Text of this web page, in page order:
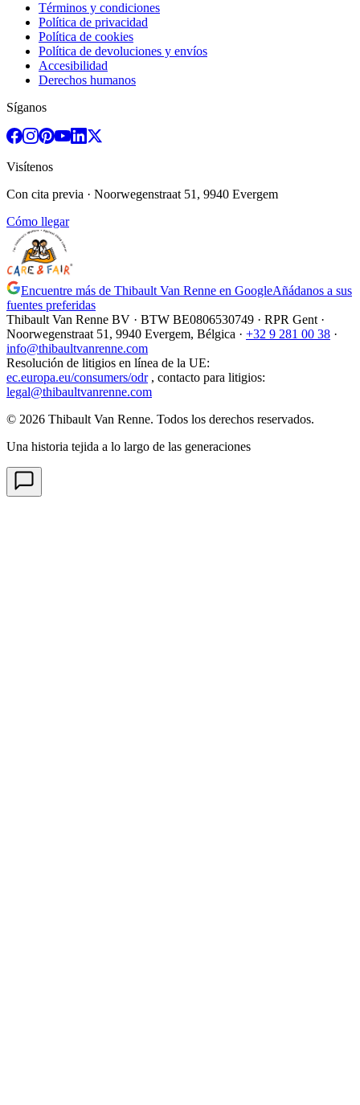
Términos y condiciones
Política de privacidad
Política de cookies
Política de devoluciones y envíos
Accesibilidad
Derechos humanos
Síganos
Visítenos
Con cita previa · Noorwegenstraat 51, 9940 Evergem
Cómo llegar
Encuentre más de Thibault Van Renne en GoogleAñádanos a sus
fuentes preferidas
Thibault Van Renne BV · BTW BE0806530749 · RPR Gent ·
Noorwegenstraat 51, 9940 Evergem, Bélgica · +32 9 281 00 38 ·
info@thibaultvanrenne.com
Resolución de litigios en línea de la UE:
ec.europa.eu/consumers/odr , contacto para litigios:
legal@thibaultvanrenne.com
© 2026 Thibault Van Renne. Todos los derechos reservados.
Una historia tejida a lo largo de las generaciones